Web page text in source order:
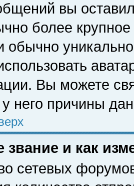
вы
более
обычно
Вы можете
него причины
звание и как
сетевых